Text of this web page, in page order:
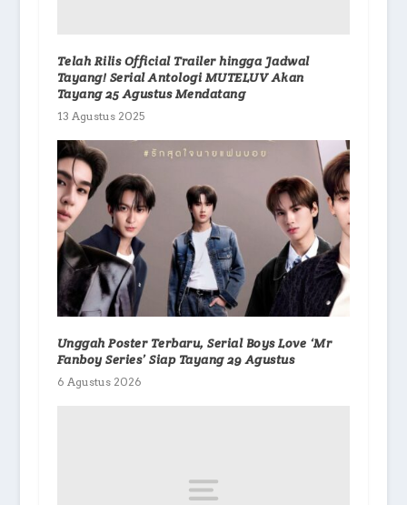
Telah Rilis Official Trailer hingga Jadwal
Tayang! Serial Antologi MUTELUV Akan
Tayang 25 Agustus Mendatang
13 Agustus 2025
Unggah Poster Terbaru, Serial Boys Love ‘Mr
Fanboy Series’ Siap Tayang 29 Agustus
6 Agustus 2026